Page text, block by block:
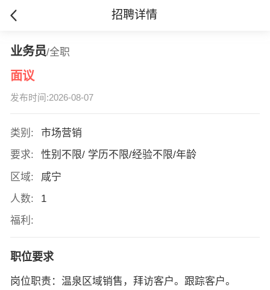
招聘详情
业务员/全职
面议
发布时间:2026-08-07
类别:
市场营销
要求:
性别不限/ 学历不限/经验不限/年龄
区域:
咸宁
人数:
1
福利:
职位要求
岗位职责：温泉区域销售，拜访客户。跟踪客户。